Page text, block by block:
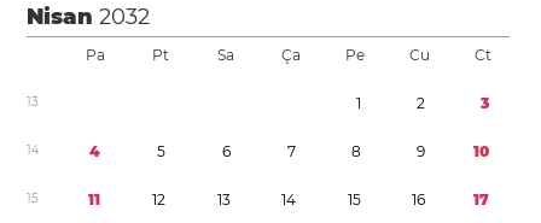
Nisan2032
Pa Pt Sa Ça Pe Cu Ct
13 1 2 3
14 4 5 6 7 8 9 10
15 11 12 13 14 15 16 17